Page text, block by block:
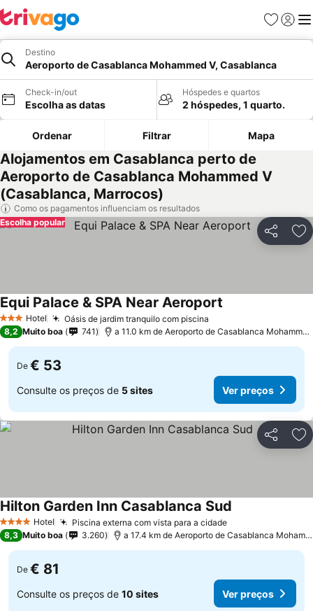
Favoritos
Iniciar
Destino
Aeroporto de Casablanca Mohammed V, Casablanca
Check-in/out
Escolha as datas
Hóspedes e quartos
2 hóspedes, 1 quarto.
Ordenar Filtrar Mapa
Alojamentos em Casablanca perto de
Aeroporto de Casablanca Mohammed V
(Casablanca, Marrocos)
Como os pagamentos influenciam os resultados
Partilhar
Escolha popular
3 EstrelasHotel Oásis de jardim tranquilo com piscina
Equi Palace & SPA Near Aeroport
8,2 Muito boa 741 a 11.0 km de Aeroporto de Casablanca
De € 53
Consulte os preços de 5 sites Ver preços
Partilhar
4 EstrelasHotel Piscina externa com vista para a cidadeVer preços
Hilton Garden Inn Casablanca Sud
8,3 Muito boa 3.260 a 17.4 km de Aeroporto de Casablanca
De € 81
Consulte os preços de 10 sites Ver preços